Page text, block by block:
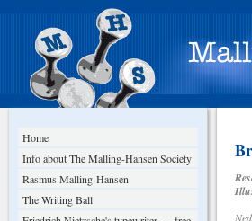
Home
Info about The Malling-Hansen Society
Rasmus Malling-Hansen
The Writing Ball